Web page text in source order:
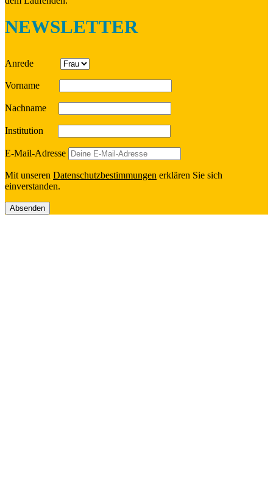
NEWSLETTER
Anrede
Vorname
Nach­name
Insti­tu­tion
E‑Mail-Adresse
Mit unseren Daten­schutz­be­stim­mun­gen erklä­ren Sie sich
einverstanden.